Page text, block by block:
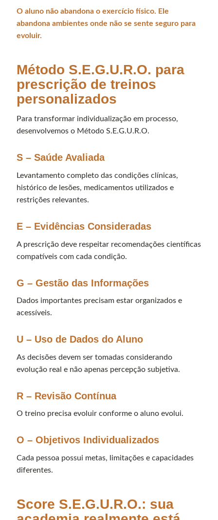
O aluno não abandona o exercício físico. Ele
abandona ambientes onde não se sente seguro para
evoluir.
Método S.E.G.U.R.O. para
prescrição de treinos
personalizados
Para transformar individualização em processo,
desenvolvemos o Método S.E.G.U.R.O.
S – Saúde Avaliada
Levantamento completo das condições clínicas,
histórico de lesões, medicamentos utilizados e
restrições relevantes.
E – Evidências Consideradas
A prescrição deve respeitar recomendações científicas
compatíveis com cada condição.
G – Gestão das Informações
Dados importantes precisam estar organizados e
acessíveis.
U – Uso de Dados do Aluno
As decisões devem ser tomadas considerando
evolução real e não apenas percepção subjetiva.
R – Revisão Contínua
O treino precisa evoluir conforme o aluno evolui.
O – Objetivos Individualizados
Cada pessoa possui metas, limitações e capacidades
diferentes.
Score S.E.G.U.R.O.: sua